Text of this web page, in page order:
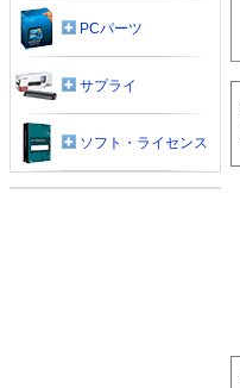
PCパーツ
サプライ
ソフト・ライセンス